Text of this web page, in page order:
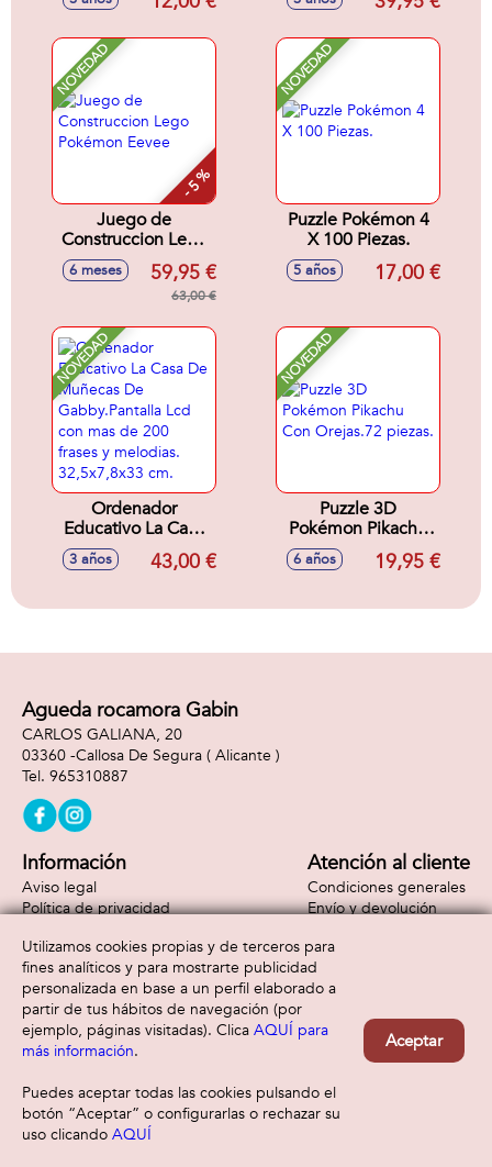
videollamadas!
NOVEDAD
- 5 %
Juego de
Construccion Lego
Pokémon Eevee
6 meses 59,95 €
63,00 €
NOVEDAD
Puzzle Pokémon 4
X 100 Piezas.
5 años 17,00 €
NOVEDAD
Ordenador
Educativo La Casa
De Muñecas De
Gabby.Pantalla Lcd
frases y melodias.
3 años 43,00 €
NOVEDAD
Puzzle 3D
Pokémon Pikachu
Con Orejas.72
piezas.
6 años 19,95 €
Agueda rocamora Gabin
CARLOS GALIANA, 20
03360 -Callosa De Segura ( Alicante )
965310887
Información
Aviso legal
Política de privacidad
Atención al cliente
Condiciones generales
Envío y devolución
Formas de pago
Utilizamos cookies propias y de terceros para
fines analíticos y para mostrarte publicidad
personalizada en base a un perfil elaborado a
partir de tus hábitos de navegación (por
ejemplo, páginas visitadas). Clica AQUÍ para
más información.
Puedes aceptar todas las cookies pulsando el
botón “Aceptar” o configurarlas o rechazar su
uso clicando AQUÍ
Aceptar